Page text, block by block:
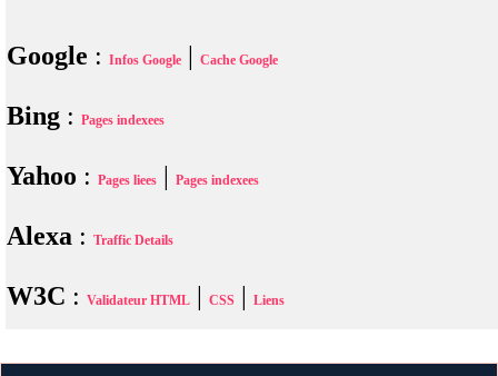
Google : Infos Google | Cache Google
Bing : Pages indexees
Yahoo : Pages liees | Pages indexees
Alexa : Traffic Details
W3C : Validateur HTML | CSS | Liens